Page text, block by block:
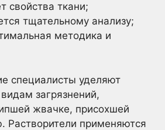
свойства ткани;
тщательному анализу;
методика и
специалисты уделяют
загрязнений,
жвачке, присохшей
Растворители применяются